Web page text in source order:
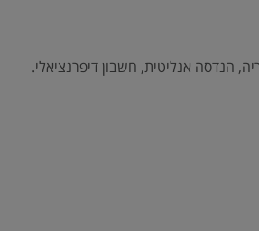
הנדסה אנליטית, חשבון דיפרנציאלי.